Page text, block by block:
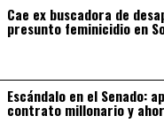
Cae ex buscadora de
presunto feminicidio en
Escándalo en el Senado:
contrato millonario y